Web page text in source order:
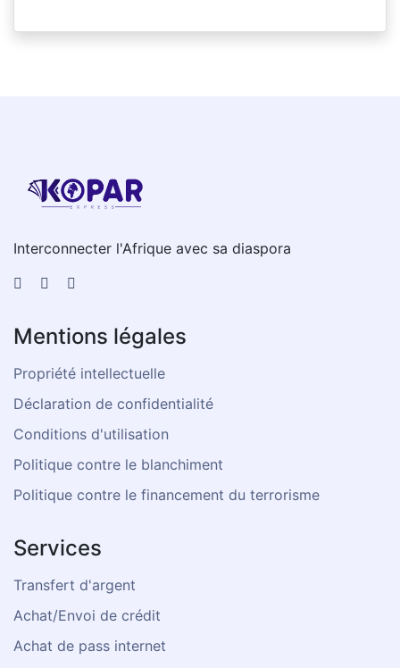
Interconnecter l'Afrique avec sa diaspora
Mentions légales
Propriété intellectuelle
Déclaration de confidentialité
Conditions d'utilisation
Politique contre le blanchiment
Politique contre le financement du terrorisme
Services
Transfert d'argent
Achat/Envoi de crédit
Achat de pass internet